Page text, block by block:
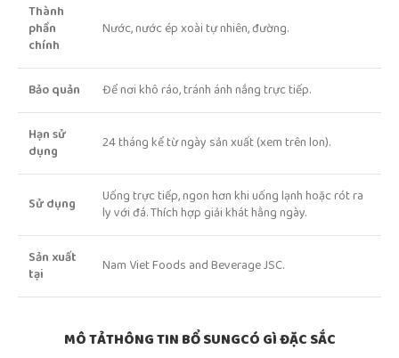
Thành
phần
chính
Nước, nước ép xoài tự nhiên, đường.
Bảo quản Để nơi khô ráo, tránh ánh nắng trực tiếp.
Hạn sử
dụng
24 tháng kể từ ngày sản xuất (xem trên lon).
Sử dụng
Uống trực tiếp, ngon hơn khi uống lạnh hoặc rót ra
ly với đá. Thích hợp giải khát hằng ngày.
Sản xuất
tại
Nam Viet Foods and Beverage JSC.
MÔ TẢTHÔNG TIN BỔ SUNGCÓ GÌ ĐẶC SẮC